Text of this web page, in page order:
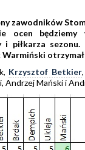
zawodników
ocen będziemy
i piłkarza
Warmiński
Krzysztof Betkier
Andrzej Mański i